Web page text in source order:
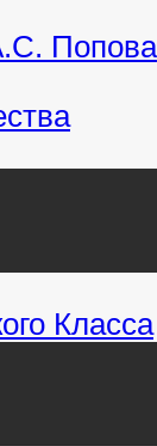
Попова
Класса